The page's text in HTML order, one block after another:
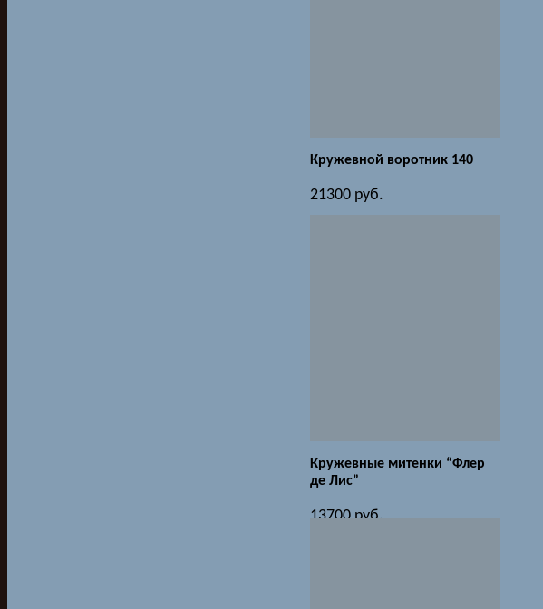
Кружевной воротник 140
21300 руб.
Кружевные митенки “Флер
де Лис”
13700 руб.